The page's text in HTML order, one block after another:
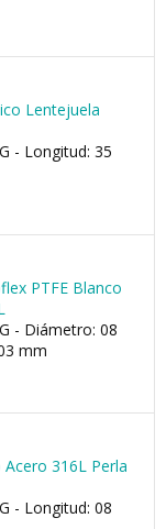
Lentejuela
- Longitud: 35
PTFE Blanco
- Diámetro: 08
mm
316L Perla
- Longitud: 08